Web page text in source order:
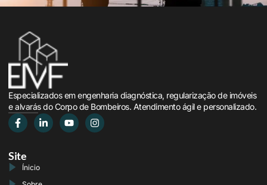
Especializados em engenharia diagnóstica, regularização de imóveis
e alvarás do Corpo de Bombeiros. Atendimento ágil e personalizado.
Site
Ínicio